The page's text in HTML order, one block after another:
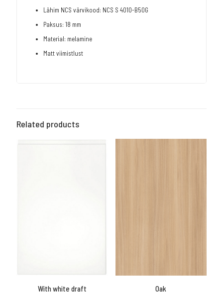
Lähim NCS värvikood: NCS S 4010-B50G
Paksus: 18 mm
Material: melamine
Matt viimistlust
Related products
With white draft Oak